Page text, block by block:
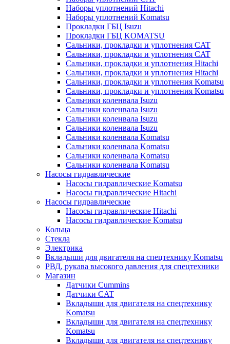
Наборы уплотнений Hitachi
Наборы уплотнений Komatsu
Прокладки ГБЦ Isuzu
Прокладки ГБЦ KOMATSU
Сальники, прокладки и уплотнения CAT
Сальники, прокладки и уплотнения CAT
Сальники, прокладки и уплотнения Hitachi
Сальники, прокладки и уплотнения Hitachi
Сальники, прокладки и уплотнения Komatsu
Сальники, прокладки и уплотнения Komatsu
Сальники коленвала Isuzu
Сальники коленвала Isuzu
Сальники коленвала Isuzu
Сальники коленвала Isuzu
Сальники коленвала Komatsu
Сальники коленвала Komatsu
Сальники коленвала Komatsu
Сальники коленвала Komatsu
Насосы гидравлические
Насосы гидравлические Komatsu
Насосы гидравлические Hitachi
Насосы гидравлические
Насосы гидравлические Hitachi
Насосы гидравлические Komatsu
Кольца
Стекла
Электрика
Вкладыши для двигателя на спецтехнику Komatsu
РВД, рукава высокого давления для спецтехники
Магазин
Датчики Cummins
Датчики CAT
Вкладыши для двигателя на спецтехнику
Komatsu
Вкладыши для двигателя на спецтехнику
Komatsu
Вкладыши для двигателя на спецтехнику